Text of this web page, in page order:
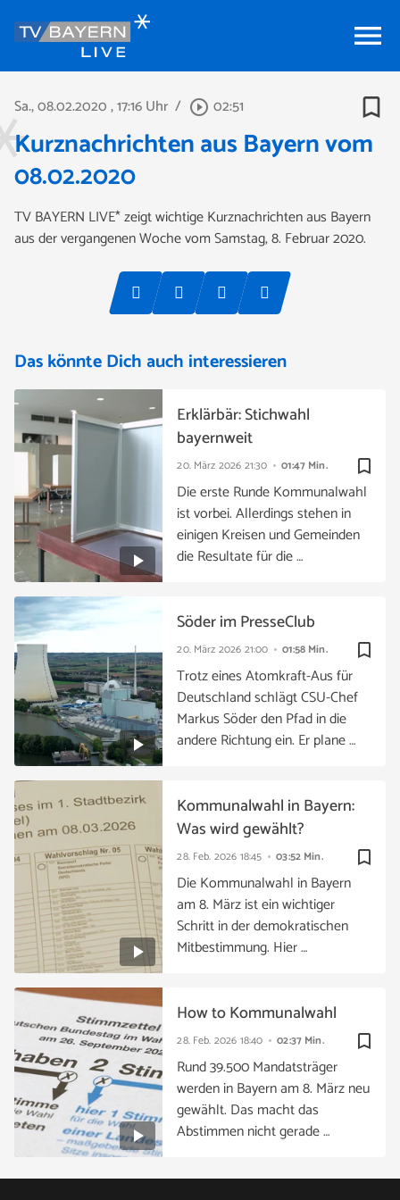
menu
Sa., 08.02.2020, 17:16 Uhr / play_circle_outline 02:51 bookmark_border
Kurznachrichten aus Bayern vom
08.02.2020
TV BAYERN LIVE* zeigt wichtige Kurznachrichten aus Bayern
aus der vergangenen Woche vom Samstag, 8. Februar 2020.
Das könnte Dich auch interessieren
bookmark_border
20. März 2026 21:30 01:47 Min.
Erklärbär: Stichwahl
bayernweit
Die erste Runde Kommunalwahl
ist vorbei. Allerdings stehen in
einigen Kreisen und Gemeinden
die Resultate für die …
bookmark_border
20. März 2026 21:00 01:58 Min.
Söder im PresseClub
Trotz eines Atomkraft-Aus für
Deutschland schlägt CSU-Chef
Markus Söder den Pfad in die
andere Richtung ein. Er plane …
bookmark_border
28. Feb. 2026 18:45 03:52 Min.
Kommunalwahl in Bayern:
Was wird gewählt?
Die Kommunalwahl in Bayern
am 8. März ist ein wichtiger
Schritt in der demokratischen
Mitbestimmung. Hier …
bookmark_border
28. Feb. 2026 18:40 02:37 Min.
How to Kommunalwahl
Rund 39.500 Mandatsträger
werden in Bayern am 8. März neu
gewählt. Das macht das
Abstimmen nicht gerade …